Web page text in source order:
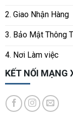
2. Giao Nhận Hàng
3. Bảo Mật Thông
4. Nơi Làm việc
KẾT NỐI MẠNG